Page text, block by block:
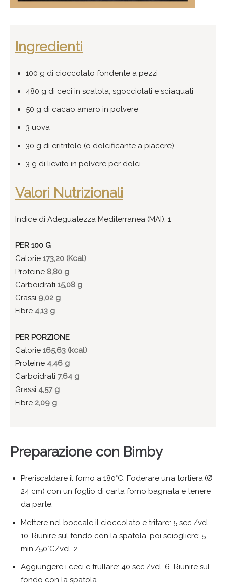
Ingredienti
100 g di cioccolato fondente a pezzi
480 g di ceci in scatola, sgocciolati e sciaquati
50 g di cacao amaro in polvere
3 uova
30 g di eritritolo (o dolcificante a piacere)
3 g di lievito in polvere per dolci
Valori Nutrizionali
Indice di Adeguatezza Mediterranea (MAI): 1
PER 100 G
Calorie 173,20 (Kcal)
Proteine 8,80 g
Carboidrati 15,08 g
Grassi 9,02 g
Fibre 4,13 g
PER PORZIONE
Calorie 165,63 (kcal)
Proteine 4,46 g
Carboidrati 7,64 g
Grassi 4,57 g
Fibre 2,09 g
Preparazione con Bimby
Preriscaldare il forno a 180°C. Foderare una tortiera (Ø
24 cm) con un foglio di carta forno bagnata e tenere
da parte.
Mettere nel boccale il cioccolato e tritare: 5 sec./vel.
10. Riunire sul fondo con la spatola, poi sciogliere: 5
min./50°C/vel. 2.
Aggiungere i ceci e frullare: 40 sec./vel. 6. Riunire sul
fondo con la spatola.